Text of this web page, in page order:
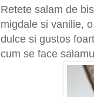
Retete salam de
migdale si vanilie,
dulce si gustos
cum se face